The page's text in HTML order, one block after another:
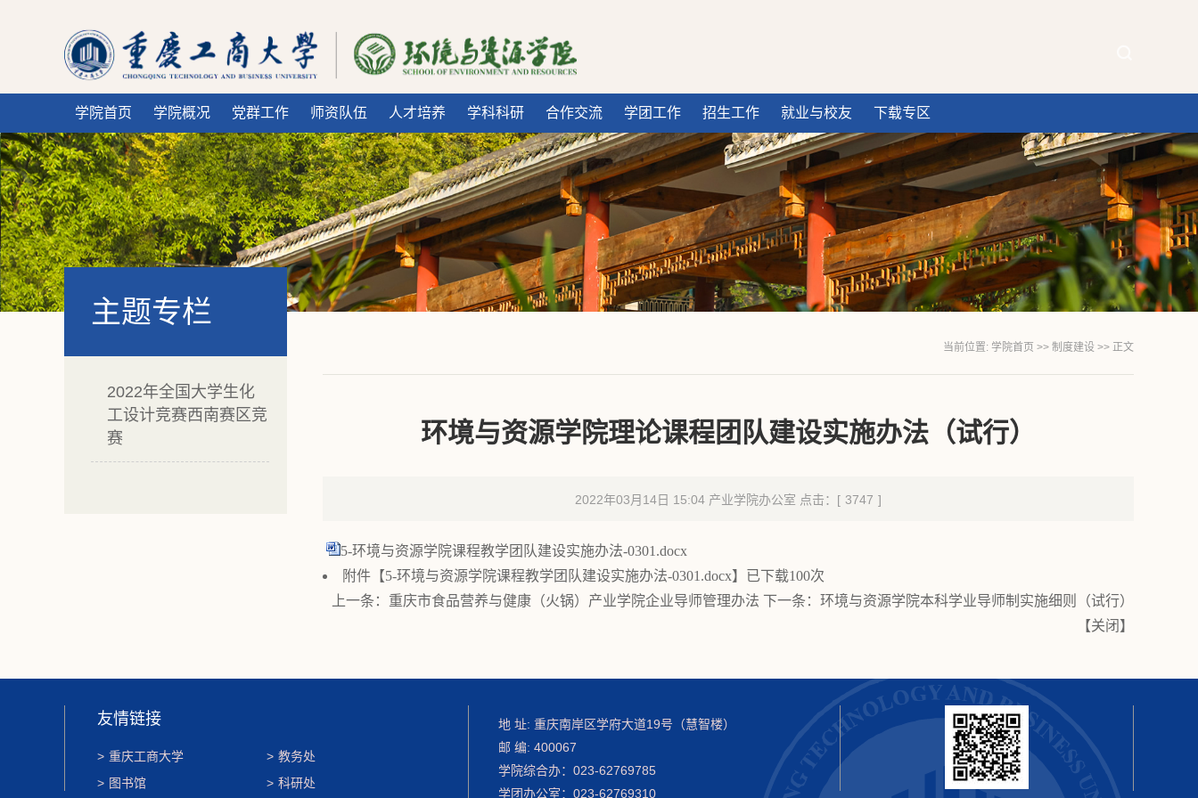
学院首页 学院概况 党群工作 师资队伍 人才培养 学科科研 合作交流 学团工作 招生工作 就业与校友 下载专区
主题专栏
2022年全国大学生化
工设计竞赛西南赛区竞
赛
当前位置: 学院首页 >> 制度建设 >> 正文
环境与资源学院理论课程团队建设实施办法（试行）
2022年03月14日 15:04 产业学院办公室 点击：[ 3747 ]
5-环境与资源学院课程教学团队建设实施办法-0301.docx
附件【5-环境与资源学院课程教学团队建设实施办法-0301.docx】已下载100次
上一条： 重庆市食品营养与健康（火锅）产业学院企业导师管理办法 下一条： 环境与资源学院本科学业导师制实施细则（试行）
【关闭 】
友情链接
> 重庆工商大学 > 教务处
> 图书馆 > 科研处
地 址: 重庆南岸区学府大道19号（慧智楼）
邮 编: 400067
学院综合办：023-62769785
学团办公室：023-62769310